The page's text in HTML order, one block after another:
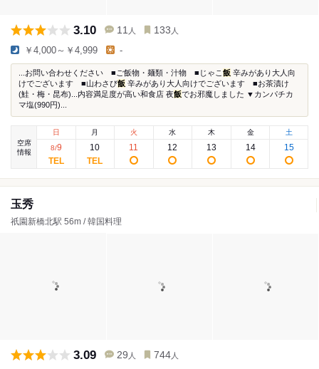
3.10 11 人 133 人
￥4,000～￥4,999 -
...お問い合わせください ■ご飯物・麺類・汁物 ■じゃこ 飯 辛みがあり大人向
けでございます ■山わさび飯 辛みがあり大人向けでございます ■お茶漬け
(鮭・梅・昆布)...内容満足度が高い和食店 夜飯でお邪魔しました ▼カンパチカ
マ塩(990円)...
空席
情報
日
8/9
月
10
火
11
水
12
木
13
金
14
土
15
玉秀
祇園新橋北駅 56m / 韓国料理
3.09 29 人 744 人